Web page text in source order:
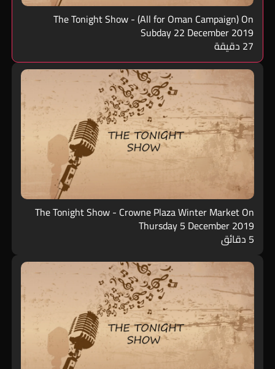
The Tonight Show - (All for Oman Campaign) On
Subday 22 December 2019
27 دقيقة
The Tonight Show - Crowne Plaza Winter Market On
Thursday 5 December 2019
5 دقائق